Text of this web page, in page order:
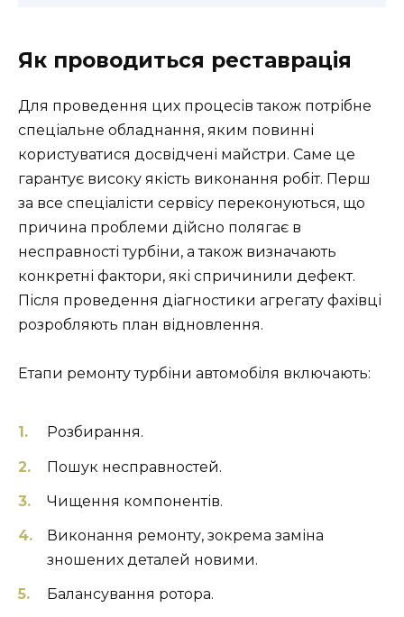
Як проводиться реставрація
Для проведення цих процесів також потрібне
спеціальне обладнання, яким повинні
користуватися досвідчені майстри. Саме це
гарантує високу якість виконання робіт. Перш
за все спеціалісти сервісу переконуються, що
причина проблеми дійсно полягає в
несправності турбіни, а також визначають
конкретні фактори, які спричинили дефект.
Після проведення діагностики агрегату фахівці
розробляють план відновлення.
Етапи ремонту турбіни автомобіля включають:
Розбирання.
Пошук несправностей.
Чищення компонентів.
Виконання ремонту, зокрема заміна
зношених деталей новими.
Балансування ротора.